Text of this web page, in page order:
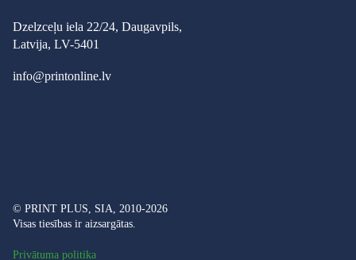
Dzelzceļu iela 22/24, Daugavpils,
Latvija, LV-5401
info@printonline.lv
© PRINT PLUS, SIA, 2010-2026
Visas tiesības ir aizsargātas.
Privātuma politika